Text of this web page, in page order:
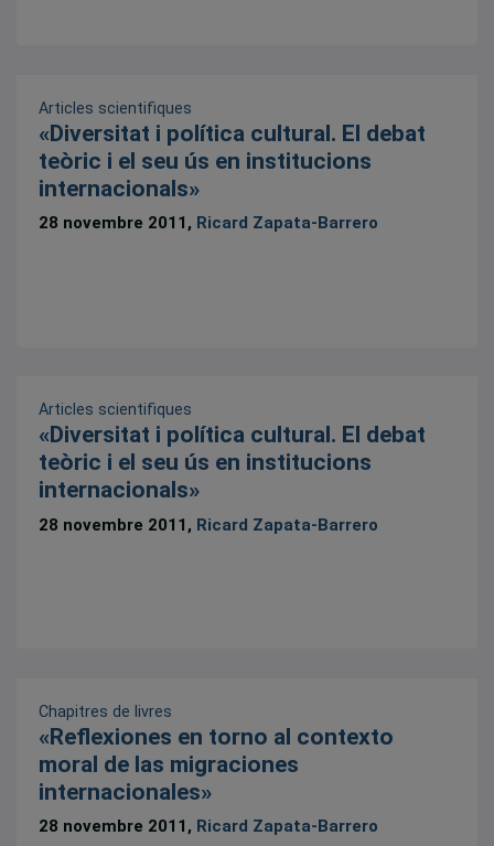
Articles scientifiques
«Diversitat i política cultural. El debat
teòric i el seu ús en institucions
internacionals»
28 novembre 2011, Ricard Zapata-Barrero
Articles scientifiques
«Diversitat i política cultural. El debat
teòric i el seu ús en institucions
internacionals»
28 novembre 2011, Ricard Zapata-Barrero
Chapitres de livres
«Reflexiones en torno al contexto
moral de las migraciones
internacionales»
28 novembre 2011, Ricard Zapata-Barrero